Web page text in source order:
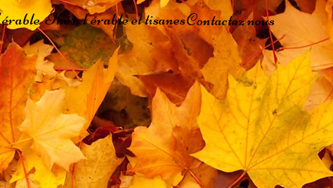
Thé à l'érable et tisanesContactez nous